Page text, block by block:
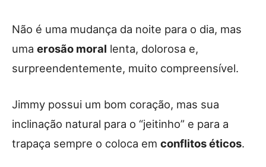
Não é uma mudança da noite para o dia, mas
uma erosão moral lenta, dolorosa e,
surpreendentemente, muito compreensível.
Jimmy possui um bom coração, mas sua
inclinação natural para o “jeitinho” e para a
trapaça sempre o coloca em conflitos éticos.